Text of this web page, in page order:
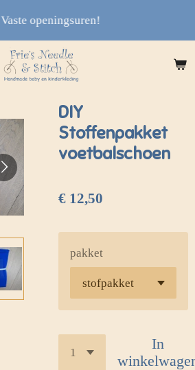
Vaste openingsuren!
DIY
Stoffenpakket
voetbalschoen
€ 12,50
pakket
In